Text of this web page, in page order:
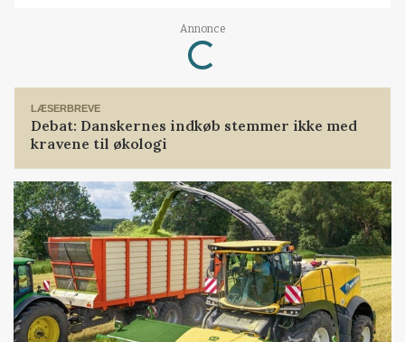
Annonce
Loading...
LÆSERBREVE
Debat: Danskernes indkøb stemmer ikke med
kravene til økologi